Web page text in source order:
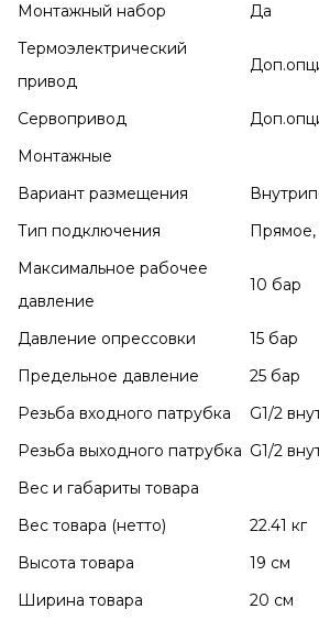
Монтажный набор
Да
Термоэлектрический
привод
Сервопривод
Монтажные
Вариант размещения
Тип подключения
Прямое,
Максимальное рабочее
давление
10 бар
Давление опрессовки
15 бар
Предельное давление
25 бар
Резьба входного патрубка
G1/2
Резьба выходного патрубка G1/2
Вес и габариты товара
Вес товара (нетто)
22.41 кг
Высота товара
19 см
Ширина товара
20 см